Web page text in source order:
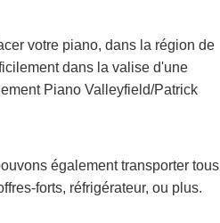
votre piano, dans la région de
dans la valise d'une
Piano Valleyfield/Patrick
également transporter tous
forts, réfrigérateur, ou plus.